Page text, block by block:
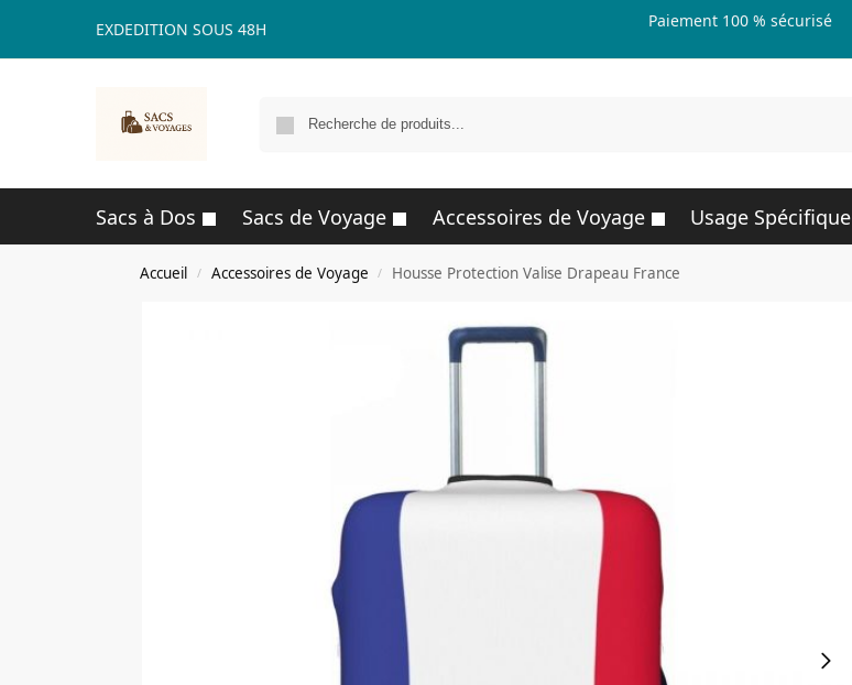
EXDEDITION SOUS 48H Paiement 100 % sécurisé
Sacs à Dos Sacs de Voyage Accessoires de Voyage Usage Spécifique
Accueil / Accessoires de Voyage / Housse Protection Valise Drapeau France